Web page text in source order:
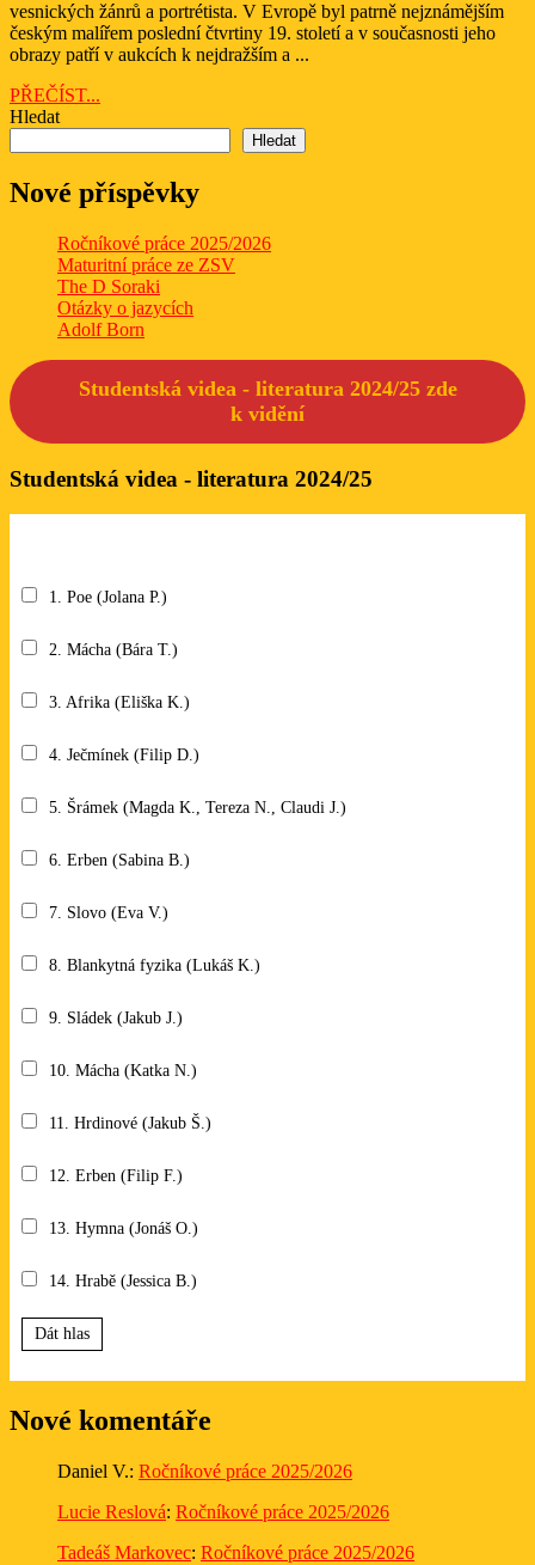
vesnických žánrů a portrétista. V Evropě byl patrně nejznámějším
českým malířem poslední čtvrtiny 19. století a v současnosti jeho
obrazy patří v aukcích k nejdražším a ...
PŘEČÍST...
Hledat
Hledat
Nové příspěvky
Ročníkové práce 2025/2026
Maturitní práce ze ZSV
The D Soraki
Otázky o jazycích
Adolf Born
Studentská videa - literatura 2024/25 zde
k vidění
Studentská videa - literatura 2024/25
1. Poe (Jolana P.)
2. Mácha (Bára T.)
3. Afrika (Eliška K.)
4. Ječmínek (Filip D.)
5. Šrámek (Magda K., Tereza N., Claudi J.)
6. Erben (Sabina B.)
7. Slovo (Eva V.)
8. Blankytná fyzika (Lukáš K.)
9. Sládek (Jakub J.)
10. Mácha (Katka N.)
11. Hrdinové (Jakub Š.)
12. Erben (Filip F.)
13. Hymna (Jonáš O.)
14. Hrabě (Jessica B.)
Dát hlas
Nové komentáře
Daniel V.: Ročníkové práce 2025/2026
Lucie Reslová: Ročníkové práce 2025/2026
Tadeáš Markovec: Ročníkové práce 2025/2026